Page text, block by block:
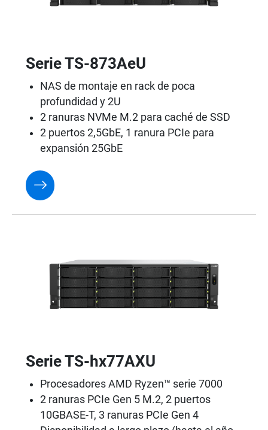
Serie TS-873AeU
NAS de montaje en rack de poca
profundidad y 2U
2 ranuras NVMe M.2 para caché de SSD
2 puertos 2,5GbE, 1 ranura PCIe para
expansión 25GbE
Serie TS-hx77AXU
Procesadores AMD Ryzen™ serie 7000
2 ranuras PCIe Gen 5 M.2, 2 puertos
10GBASE-T, 3 ranuras PCIe Gen 4